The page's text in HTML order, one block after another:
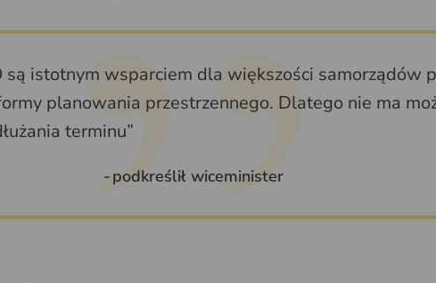
podkreślił wiceminister
są istotnym wsparciem dla większości samorządów
planowania przestrzennego. Dlatego nie ma
terminu”